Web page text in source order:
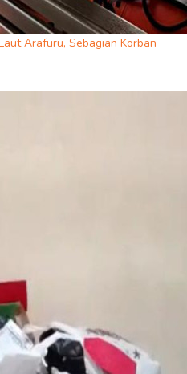
Arafuru, Sebagian Korban